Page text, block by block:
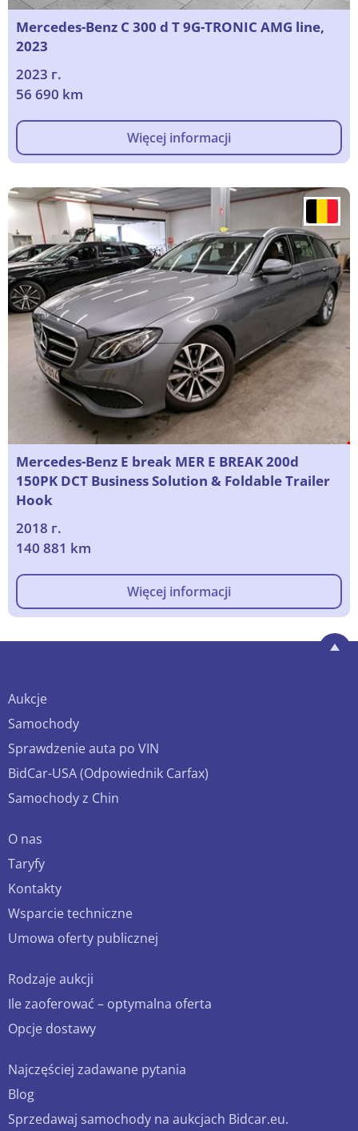
Mercedes-Benz C 300 d T 9G-TRONIC AMG line,
2023
2023 г.
56 690 km
Więcej informacji
Mercedes-Benz E break MER E BREAK 200d
150PK DCT Business Solution & Foldable Trailer
Hook
2018 г.
140 881 km
Więcej informacji
Aukcje
Samochody
Sprawdzenie auta po VIN
BidCar-USA (Odpowiednik Carfax)
Samochody z Chin
O nas
Taryfy
Kontakty
Wsparcie techniczne
Umowa oferty publicznej
Rodzaje aukcji
Ile zaoferować – optymalna oferta
Opcje dostawy
Najczęściej zadawane pytania
Blog
Sprzedawaj samochody na aukcjach Bidcar.eu.